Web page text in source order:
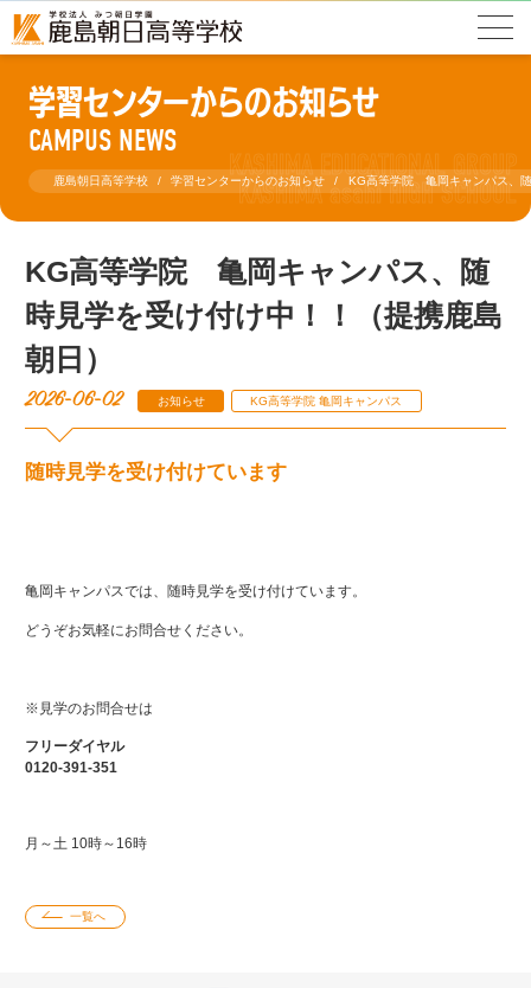
学習センターからのお知らせ
CAMPUS NEWS
鹿島朝日高等学校 学習センターからのお知らせ KG高等学院 亀岡キャンパス、
KG高等学院 亀岡キャンパス、随
時見学を受け付け中！！（提携鹿島
朝日）
2026-06-02 お知らせ KG高等学院 亀岡キャンパス
随時見学を受け付けています
亀岡キャンパスでは、随時見学を受け付けています。
どうぞお気軽にお問合せください。
※見学のお問合せは
フリーダイヤル
0120-391-351
月～土 10時～16時
一覧へ